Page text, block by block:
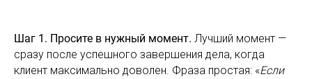
Шаг 1. Просите в нужный момент. Лучший момент —
сразу после успешного завершения дела, когда
клиент максимально доволен. Фраза простая: «Если